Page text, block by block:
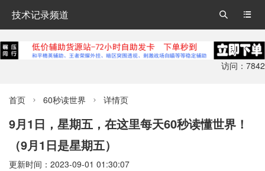
技术记录频道 

访问：7842
首页  60秒读世界  详情页
9月1日，星期五，在这里每天60秒读懂世界！
（9月1日是星期五）
更新时间：2023-09-01 01:30:07